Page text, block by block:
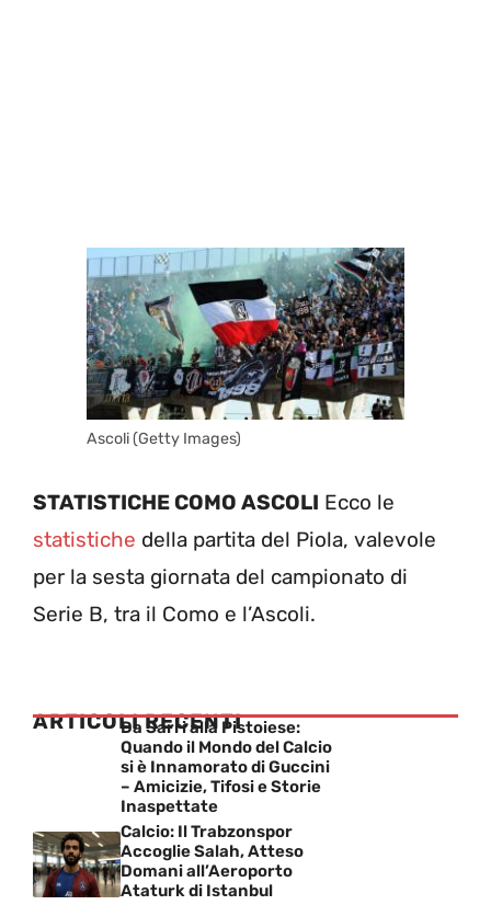
Ascoli (Getty Images)
STATISTICHE COMO ASCOLI Ecco le
statistiche della partita del Piola, valevole
per la sesta giornata del campionato di
Serie B, tra il Como e l’Ascoli.
ARTICOLI RECENTI
Da Sarri alla Pistoiese:
Quando il Mondo del Calcio
si è Innamorato di Guccini
– Amicizie, Tifosi e Storie
Inaspettate
Calcio: Il Trabzonspor
Accoglie Salah, Atteso
Domani all’Aeroporto
Ataturk di Istanbul